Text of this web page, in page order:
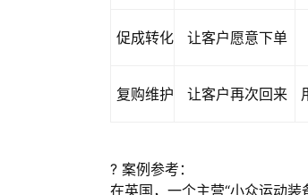
促成转化 让客户愿意下单
复购维护 让客户再次回来
? 案例参考：
在英国，一个主营“小众运动